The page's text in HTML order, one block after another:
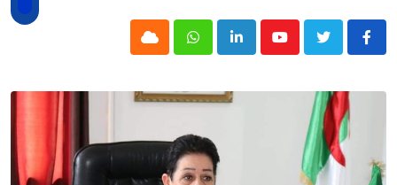
Youtube
LinkedIn
Whatsapp
Cloud